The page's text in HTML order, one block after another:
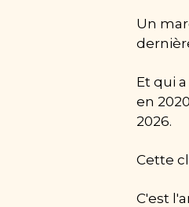
Un
Et qui
en
2026.
Cette
C'est